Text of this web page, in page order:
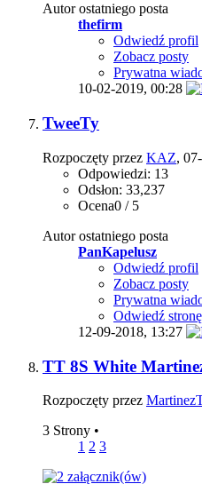
Autor ostatniego posta
thefirm
Odwiedź profil
Zobacz posty
Prywatna
10-02-2019, 00:28
TweeTy
Rozpoczęty przez KAZ,
Odpowiedzi: 13
Odsłon: 33,237
Ocena0 / 5
Autor ostatniego posta
PanKapelusz
Odwiedź profil
Zobacz posty
Prywatna
Odwiedź
12-09-2018, 13:27
TT 8S White
Rozpoczęty przez
3 Strony •
1 2 3